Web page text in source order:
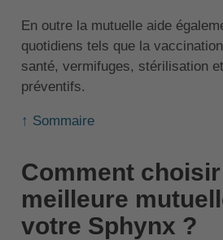
En outre la mutuelle aide
quotidiens tels que la
santé, vermifuges, stérilisation
préventifs.
↑ Sommaire
Comment
meilleure
votre Sphynx ?